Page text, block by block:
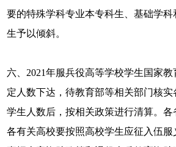
要的特殊学科专业本专科生、基础学
生予以倾斜。
六、2021年服兵役高等学校学生国家
定人数下达，待教育部等相关部门核
学生人数后，按相关政策进行清算。
各有关高校要按照高校学生应征入伍服